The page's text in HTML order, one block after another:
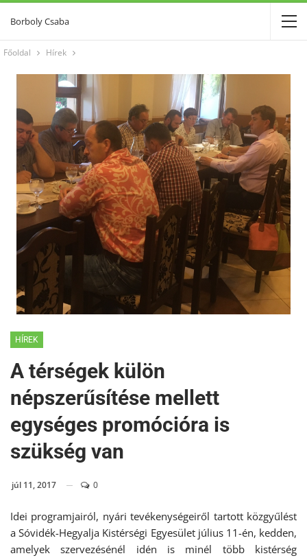
Borboly Csaba
Főoldal Hírek
HÍREK
A térségek külön
népszerűsítése mellett
egységes promócióra is
szükség van
júl 11, 2017 0
Idei programjairól, nyári tevékenységeiről tartott közgyűlést
a Sóvidék-Hegyalja Kistérségi Egyesület július 11-én, kedden,
amelyek szervezésénél idén is minél több kistérség